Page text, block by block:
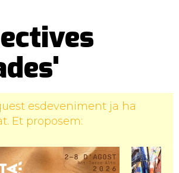
esdeveniment ja ha
Et proposem: